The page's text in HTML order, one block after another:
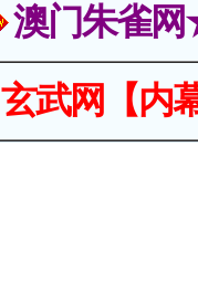
澳门朱雀
玄武网【内